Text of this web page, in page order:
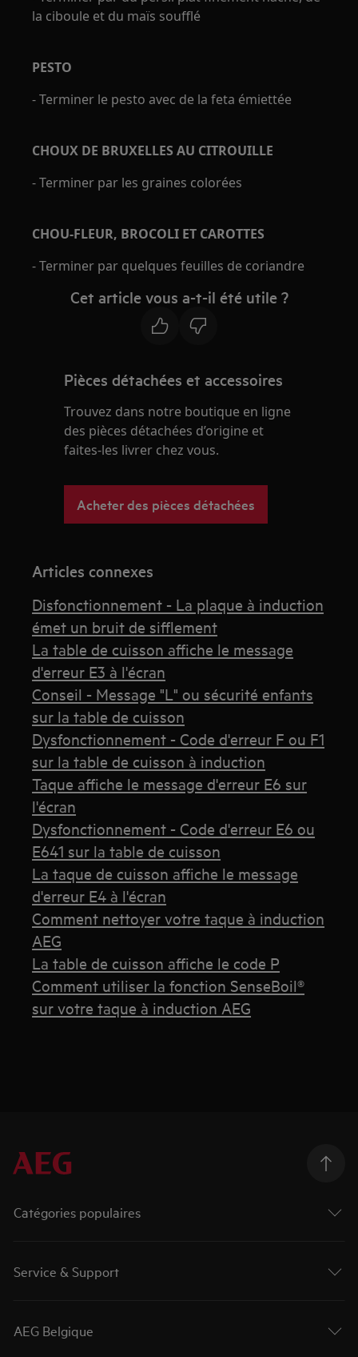
la ciboule et du maïs soufflé
PESTO
- Terminer le pesto avec de la feta émiettée
CHOUX DE BRUXELLES AU CITROUILLE
- Terminer par les graines colorées
CHOU-FLEUR, BROCOLI ET CAROTTES
- Terminer par quelques feuilles de coriandre
Cet article vous a-t-il été utile ?
Pièces détachées et accessoires
Trouvez dans notre boutique en ligne
des pièces détachées d’origine et
faites-les livrer chez vous.
Acheter des pièces détachées
Articles connexes
Disfonctionnement - La plaque à induction
émet un bruit de sifflement
La table de cuisson affiche le message
d'erreur E3 à l'écran
Conseil - Message "L" ou sécurité enfants
sur la table de cuisson
Dysfonctionnement - Code d'erreur F ou F1
sur la table de cuisson à induction
Taque affiche le message d'erreur E6 sur
l'écran
Dysfonctionnement - Code d'erreur E6 ou
E641 sur la table de cuisson
La taque de cuisson affiche le message
d'erreur E4 à l'écran
Comment nettoyer votre taque à induction
AEG
La table de cuisson affiche le code P
Comment utiliser la fonction SenseBoil®
sur votre taque à induction AEG
Catégories populaires
Service & Support
AEG Belgique